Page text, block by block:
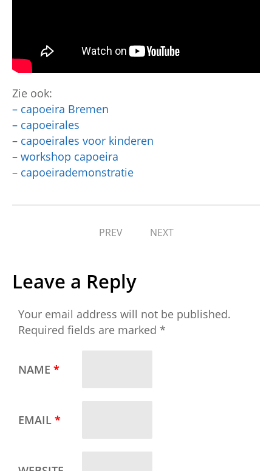
Zie ook:
– capoeira Bremen
– capoeirales
– capoeirales voor kinderen
– workshop capoeira
– capoeirademonstratie
PREV NEXT
Leave a Reply
Your email address will not be published.
Required fields are marked *
NAME *
EMAIL *